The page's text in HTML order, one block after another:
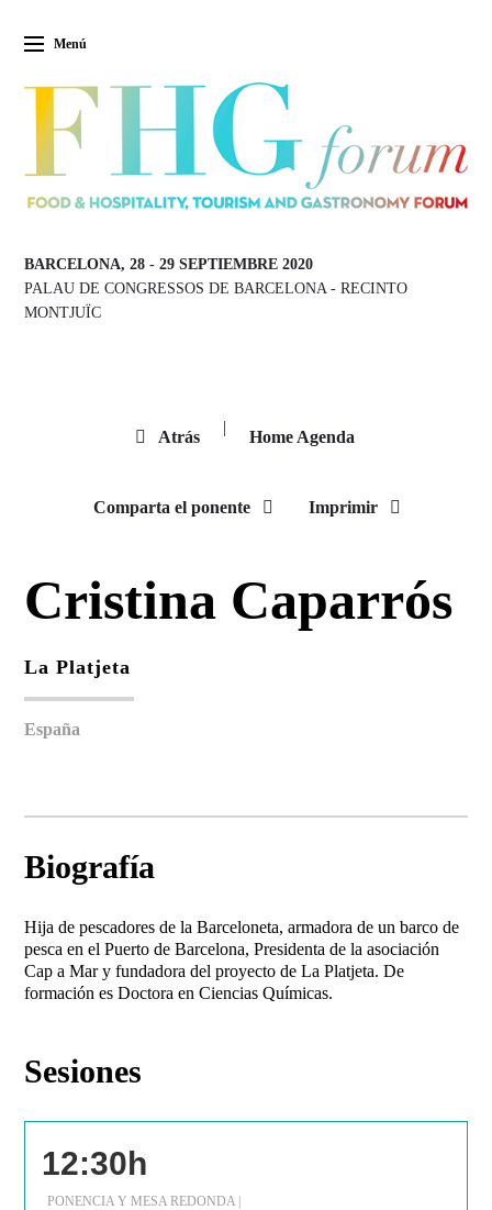
Menú
BARCELONA, 28 -29 SEPTIEMBRE 2020
PALAU DE CONGRESSOS DE BARCELONA -RECINTO
MONTJUÏC
Atrás
|
Home Agenda
Comparta el ponente Imprimir
Cristina Caparrós
La Platjeta
España
Biografía
Hija de pescadores de la Barceloneta, armadora de un barco de
pesca en el Puerto de Barcelona, Presidenta de la asociación
Cap a Mar y fundadora del proyecto de La Platjeta. De
formación es Doctora en Ciencias Químicas.
Sesiones
12:30h
PONENCIA Y MESA REDONDA |